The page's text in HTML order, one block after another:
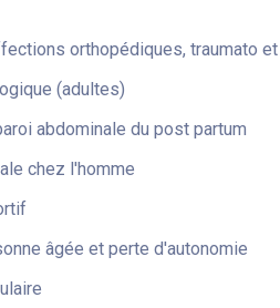
orthopédiques, traumato et
(adultes)
abdominale du post partum
chez l'homme
âgée et perte d'autonomie